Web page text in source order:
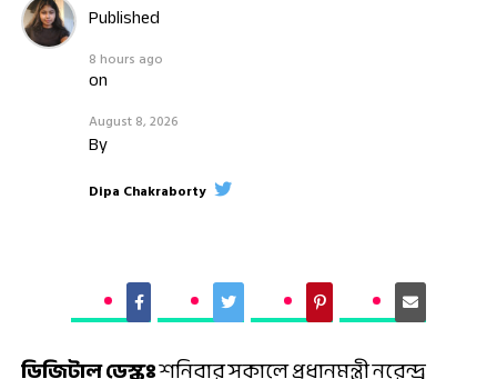
Published
8 hours ago
on
August 8, 2026
By
Dipa Chakraborty
ডিজিটাল ডেস্কঃশনিবার সকালে প্রধানমন্ত্রী নরেন্দ্র